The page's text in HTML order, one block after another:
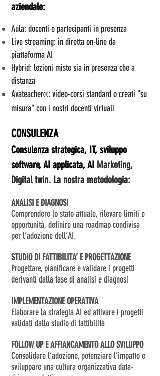
aziendale:
Aula: docenti e partecipanti in presenza
Live streaming: in diretta on-line da
piattaforma AI
Hybrid: lezioni miste sia in presenza che a
distanza
Avateacher®: video-corsi standard o creati "su
misura" con i nostri docenti virtuali
CONSULENZA
Consulenza strategica, IT, sviluppo
software, AI applicata, AI Marketing,
Digital twin. La nostra metodologia:
ANALISI E DIAGNOSI
Comprendere lo stato attuale, rilevare limiti e
opportunità, definire una roadmap condivisa
per l’adozione dell’AI.
STUDIO DI FATTIBILITA’ E PROGETTAZIONE
Progettare, pianificare e validare i progetti
derivanti dalla fase di analisi e diagnosi
IMPLEMENTAZIONE OPERATIVA
Elaborare la strategia AI ed attivare i progetti
validati dallo studio di fattibilità
FOLLOW UP E AFFIANCAMENTO ALLO SVILUPPO
Consolidare l’adozione, potenziare l’impatto e
sviluppare una cultura organizzativa data-